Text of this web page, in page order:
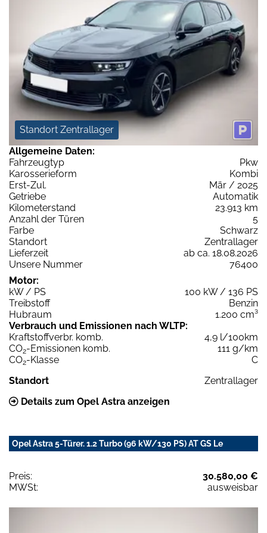
Standort Zentrallager
Allgemeine Daten:
Fahrzeugtyp
Pkw
Karosserieform
Kombi
Erst-Zul.
Mär / 2025
Getriebe
Automatik
Kilometerstand
23.913 km
Anzahl der Türen
5
Farbe
Schwarz
Standort
Zentrallager
Lieferzeit
ab ca. 18.08.2026
Unsere Nummer
76400
Motor:
kW / PS
100 kW / 136 PS
Treibstoff
Benzin
Hubraum
1.200 cm³
Verbrauch und Emissionen nach WLTP:
Kraftstoffverbr. komb.
4,9 l/100km
CO2-Emissionen komb.
111 g/km
CO2-Klasse
C
Standort
Zentrallager
Details zum Opel Astra anzeigen
Opel Astra 5-Türer. 1.2 Turbo (96 kW/130 PS) AT GS Le
Preis:
30.580,00 €
MWSt:
ausweisbar